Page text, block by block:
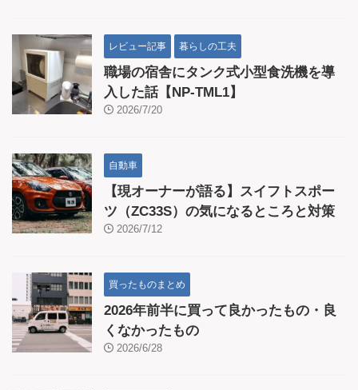
レビュー記事 暮らしの工夫
職場の宿舎にタンク式小型食洗機を導
入した話【NP-TML1】
2026/7/20
自動車
【現オーナーが語る】スイフトスポー
ツ（ZC33S）の気になるところと対策
2026/7/12
買ったものまとめ
2026年前半に買って良かったもの・良
くなかったもの
2026/6/28